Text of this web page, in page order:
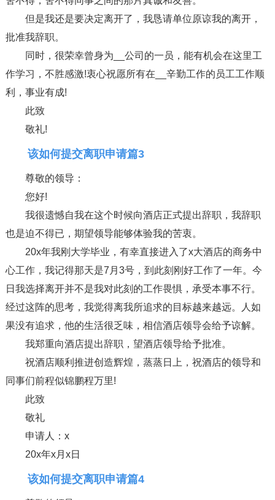
但是我还是要决定离开了，我恳请单位原谅我的离开，
批准我辞职。
同时，很荣幸曾身为__公司的一员，能有机会在这里工
作学习，不胜感激!衷心祝愿所有在__辛勤工作的员工工作顺
利，事业有成!
此致
敬礼!
该如何提交离职申请篇3
尊敬的领导：
您好!
我很遗憾自我在这个时候向酒店正式提出辞职，我辞职
也是迫不得已，期望领导能够体验我的苦衷。
20x年我刚大学毕业，有幸直接进入了x大酒店的商务中
心工作，我记得那天是7月3号，到此刻刚好工作了一年。今
日我选择离开并不是我对此刻的工作畏惧，承受本事不行。
经过这阵的思考，我觉得离我所追求的目标越来越远。人如
果没有追求，他的生活很乏味，相信酒店领导会给予谅解。
我郑重向酒店提出辞职，望酒店领导给予批准。
祝酒店顺利推进创造辉煌，蒸蒸日上，祝酒店的领导和
同事们前程似锦鹏程万里!
此致
敬礼
申请人：x
20x年x月x日
该如何提交离职申请篇4